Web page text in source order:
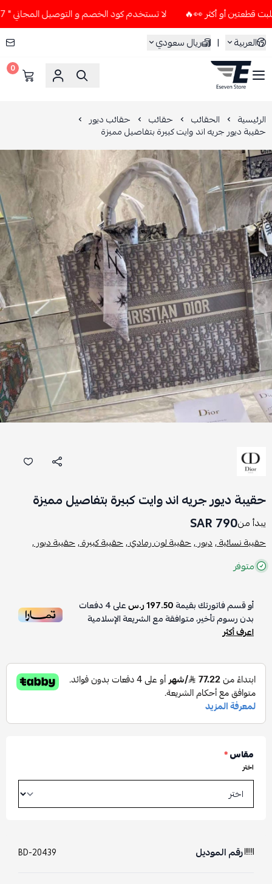
لا تستخدم كود الخصم و التوصيل المجاني " N7 " إلا إذا طلبت قطعتين أو أكثر 👀🔥
العربية
| ريال سعودي
ESEVEN STORE
0
الرئيسية الحقائب حقائب حقائب ديور
حقيبة ديور جريه اند وايت كبيرة بتفاصيل مميزة
حقيبة ديور جريه اند وايت كبيرة بتفاصيل مميزة
يبدأ من790 SAR
حقيبة نسائية ,ديور ,حقيبة لون رمادي ,حقيبة كبيرة ,حقيبة ديور ,
متوفر
أو قسم فاتورتك بقيمة197.50 ر.س على4دفعات
بدون رسوم تأخير، متوافقة مع الشريعة الإسلامية
اعرف أكثر
مقاس*
اختر
رقم الموديل BD-20439